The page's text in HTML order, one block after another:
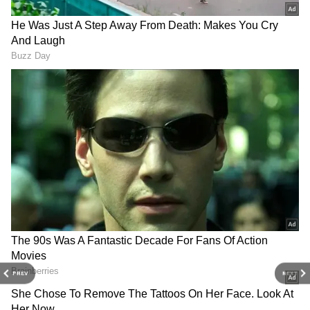
PREV NEXT
Cyclospora parasite: వ్యాక్సిన్
లేదు.. సైక్లోస్పోరా వణికిస్తోంది..
మరో కరోనా లాంటి ముప్పేనా?
అక్క‌డ ఏడాదిలో 185 రోజులు
సెల‌వులే, ప‌రీక్ష‌లుండ‌వు..
ర్యాంకుల గోల అంత‌కంటే ఉండ‌దు
స్నేక్ ఫామ్ నుంచి కొట్టుకొచ్చిన
900 విష పాములు.. అరచేతిలో
ప్రజల ప్రాణాలు. భయంకరమైన‌
వీడియో
పునర్నిర్మిస్తోంది?